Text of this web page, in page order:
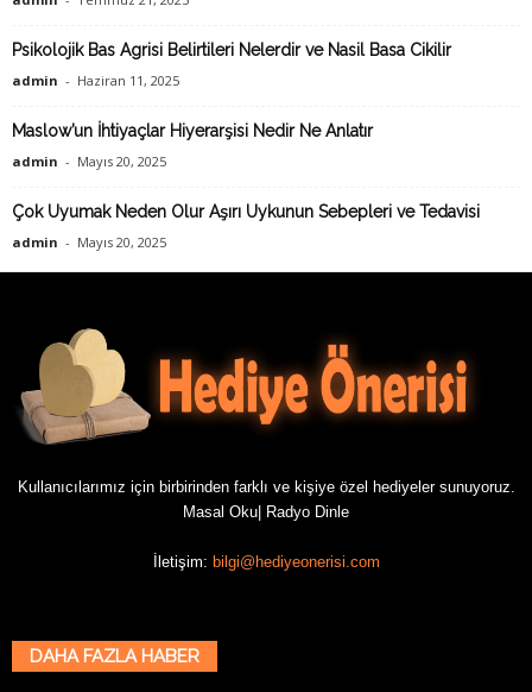
Psikolojik Bas Agrisi Belirtileri Nelerdir ve Nasil Basa Cikilir
admin - Haziran 11, 2025
Maslow’un İhtiyaçlar Hiyerarşisi Nedir Ne Anlatır
admin - Mayıs 20, 2025
Çok Uyumak Neden Olur Aşırı Uykunun Sebepleri ve Tedavisi
admin - Mayıs 20, 2025
Kullanıcılarımız için birbirinden farklı ve kişiye özel hediyeler sunuyoruz.
Masal Oku Radyo Dinle
İletişim: bilgi@hediyeonerisi.com
DAHA FAZLA HABER